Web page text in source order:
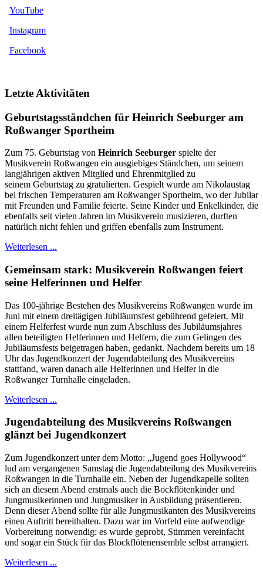
YouTube
Instagram
Facebook
Letzte Aktivitäten
Geburtstagsständchen für Heinrich Seeburger am
Roßwanger Sportheim
Zum 75. Geburtstag von Heinrich Seeburger spielte der
Musikverein Roßwangen ein ausgiebiges Ständchen, um seinem
langjährigen aktiven Mitglied und Ehrenmitglied zu
seinem Geburtstag zu gratulierten. Gespielt wurde am Nikolaustag
bei frischen Temperaturen am Roßwanger Sportheim, wo der Jubilar
mit Freunden und Familie feierte. Seine Kinder und Enkelkinder, die
ebenfalls seit vielen Jahren im Musikverein musizieren, durften
natürlich nicht fehlen und griffen ebenfalls zum Instrument.
Weiterlesen ...
Gemeinsam stark: Musikverein Roßwangen feiert
seine Helferinnen und Helfer
Das 100-jährige Bestehen des Musikvereins Roßwangen wurde im
Juni mit einem dreitägigen Jubiläumsfest gebührend gefeiert. Mit
einem Helferfest wurde nun zum Abschluss des Jubiläumsjahres
allen beteiligten Helferinnen und Helfern, die zum Gelingen des
Jubiläumsfests beigetragen haben, gedankt. Nachdem bereits um 18
Uhr das Jugendkonzert der Jugendabteilung des Musikvereins
stattfand, waren danach alle Helferinnen und Helfer in die
Roßwanger Turnhalle eingeladen.
Weiterlesen ...
Jugendabteilung des Musikvereins Roßwangen
glänzt bei Jugendkonzert
Zum Jugendkonzert unter dem Motto: „Jugend goes Hollywood“
lud am vergangenen Samstag die Jugendabteilung des Musikvereins
Roßwangen in die Turnhalle ein. Neben der Jugendkapelle sollten
sich an diesem Abend erstmals auch die Bockflötenkinder und
Jungmusikerinnen und Jungmusiker in Ausbildung präsentieren.
Denn dieser Abend sollte für alle Jungmusikanten des Musikvereins
einen Auftritt bereithalten. Dazu war im Vorfeld eine aufwendige
Vorbereitung notwendig: es wurde geprobt, Stimmen vereinfacht
und sogar ein Stück für das Blockflötenensemble selbst arrangiert.
Weiterlesen ...